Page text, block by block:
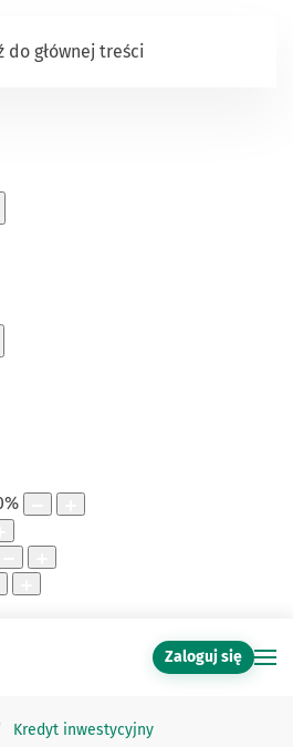
%
do głównej treści
Zaloguj się
Kredyt inwestycyjny